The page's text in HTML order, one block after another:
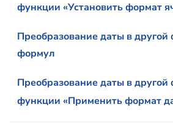
функции «Установить формат
Преобразование даты в
формул
Преобразование даты в
функции «Применить формат